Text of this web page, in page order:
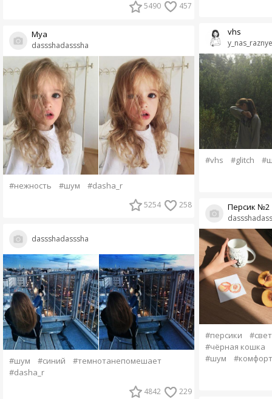
5490 457
dassshadasssha
Муа
#нежность #шум #dasha_r
5254 258
dassshadasssha
#шум #синий
#темнотанепомешает
#dasha_r
4842 229
vhs
#vhs #glitch
Персик №2
#персики
#свет
#чёрная кошка
#шум
#комфорт